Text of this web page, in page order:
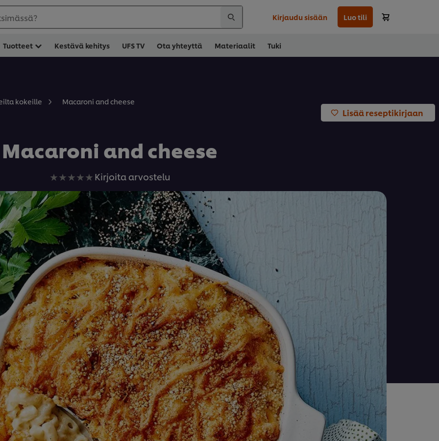
Kirjaudu sisään Luo tili
Tuotteet Kestävä kehitys UFS TV Ota yhteyttä Materiaalit Tuki
kokeille Macaroni and cheese
Lisää reseptikirjaan
Macaroni and cheese
Ei
arvioita
tälle
recipe
Kirjoita arvostelu